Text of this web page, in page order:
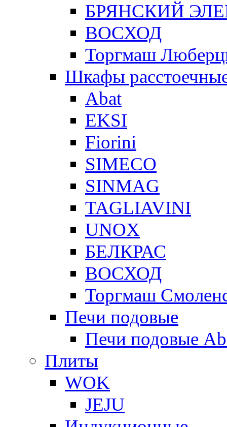
БРЯНСКИЙ
ВОСХОД
Торгмаш
Шкафы
Abat
EKSI
Fiorini
SIMECO
SINMAG
TAGLIAVINI
UNOX
БЕЛКРАС
ВОСХОД
Торгмаш
Печи подовые
Печи подовые
Плиты
WOK
JEJU